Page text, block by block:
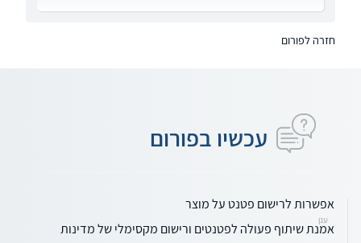
חזרה לפורום
עכשיו בפורום
אפשרות לרישום פטנט על מוצר
ענן
אמנת שיתוף פעולה לפטנטים ורישום מקסימלי של מדינות